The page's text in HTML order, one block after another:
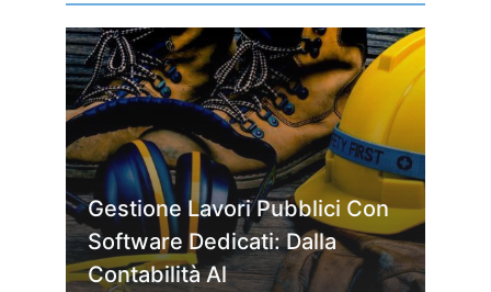
Gestione Lavori Pubblici Con
Software Dedicati: Dalla
Contabilità Al